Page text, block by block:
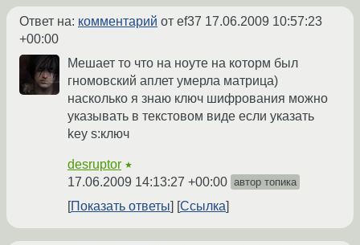
Ответ на: комментарий от ef37 17.06.2009 10:57:23
+00:00
Мешает то что на ноуте на которм был
гномовский аплет умерла матрица)
насколько я знаю ключ шифрования можно
указывать в текстовом виде если указать
key s:ключ
desruptor ★
17.06.2009 14:13:27 +00:00 автор топика
Показать ответы Ссылка